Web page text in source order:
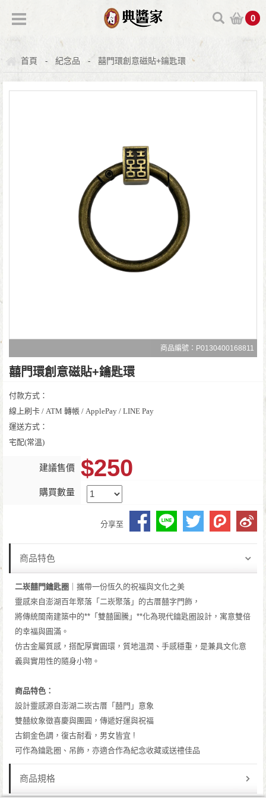
0
首頁 - 紀念品 - 囍門環創意磁貼+鑰匙環
商品編號：P0130400168811
囍門環創意磁貼+鑰匙環
付款方式：
線上刷卡 / ATM 轉帳 / ApplePay / LINE Pay
運送方式：
宅配(常溫)
建議售價 $250
購買數量
分享至
商品特色
二崁囍門鑰匙圈
｜攜帶一份恆久的祝福與文化之美
靈感來自澎湖百年聚落「二崁聚落」的古厝囍字門飾，
將傳統閩南建築中的**「雙囍圖騰」**化為現代鑰匙圈設計，寓意雙倍
的幸福與圓滿。
仿古金屬質感，搭配厚實圓環，質地溫潤、手感穩重，是兼具文化意
義與實用性的隨身小物。
商品特色：
設計靈感源自澎湖二崁古厝「囍門」意象
雙囍紋象徵喜慶與團圓，傳遞好運與祝福
古銅金色調，復古耐看，男女皆宜 !
可作為鑰匙圈、吊飾，亦適合作為紀念收藏或送禮佳品
商品規格